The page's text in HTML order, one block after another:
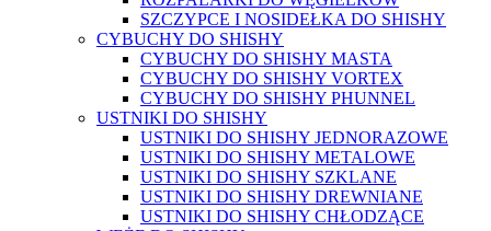
SZCZYPCE I NOSIDEŁKA DO SHISHY
CYBUCHY DO SHISHY
CYBUCHY DO SHISHY MASTA
CYBUCHY DO SHISHY VORTEX
CYBUCHY DO SHISHY PHUNNEL
USTNIKI DO SHISHY
USTNIKI DO SHISHY JEDNORAZOWE
USTNIKI DO SHISHY METALOWE
USTNIKI DO SHISHY SZKLANE
USTNIKI DO SHISHY DREWNIANE
USTNIKI DO SHISHY CHŁODZĄCE